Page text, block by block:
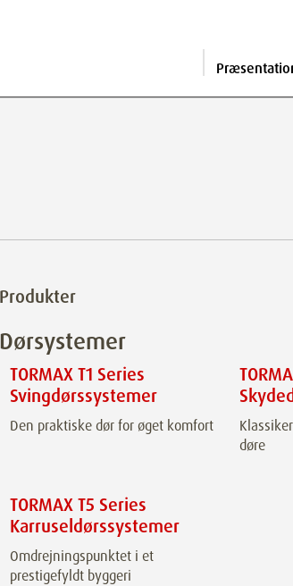
Produkter
Dørsystemer
TORMAX T1 Series
Svingdørssystemer
Den praktiske dør for øget komfort
døre
TORMAX T5 Series
Karruseldørssystemer
Omdrejningspunktet i et
prestigefyldt byggeri